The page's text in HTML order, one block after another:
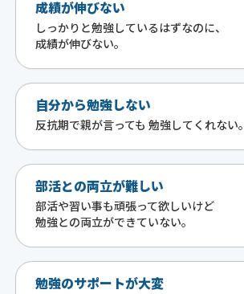
成績が伸びない
しっかりと勉強しているはずなのに、
成績が伸びない。
自分から勉強しない
反抗期で親が言っても 勉強してくれない。
部活との両立が難しい
部活や習い事も頑張って欲しいけど
勉強との両立ができていない。
勉強のサポートが大変